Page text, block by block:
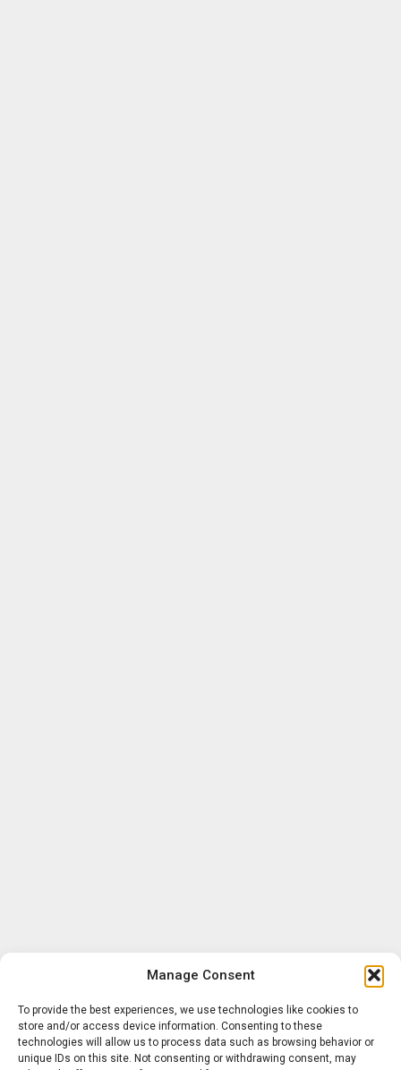
Manage Consent
To provide the best experiences, we use technologies like cookies to
store and/or access device information. Consenting to these
technologies will allow us to process data such as browsing behavior or
unique IDs on this site. Not consenting or withdrawing consent, may